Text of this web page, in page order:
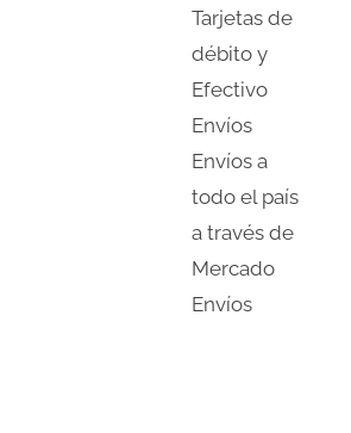
Tarjetas de
débito y
Efectivo
Envíos
Envíos a
todo el país
a través de
Mercado
Envíos